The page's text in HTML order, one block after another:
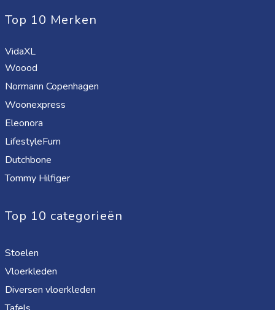
Top 10 Merken
VidaXL
Woood
Normann Copenhagen
Woonexpress
Eleonora
LifestyleFurn
Dutchbone
Tommy Hilfiger
Top 10 categorieën
Stoelen
Vloerkleden
Diversen vloerkleden